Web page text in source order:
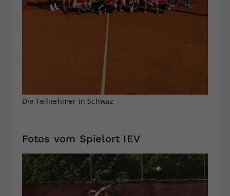
Die Teilnehmer in Schwaz
Fotos vom Spielort IEV